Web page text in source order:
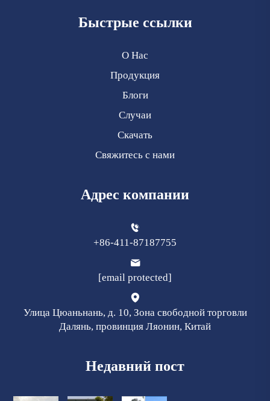
Быстрые ссылки
О Нас
Продукция
Блоги
Случаи
Скачать
Свяжитесь с нами
Адрес компании
+86-411-87187755
[email protected]
Улица Цюаньнань, д. 10, Зона свободной торговли
Далянь, провинция Ляонин, Китай
Недавний пост